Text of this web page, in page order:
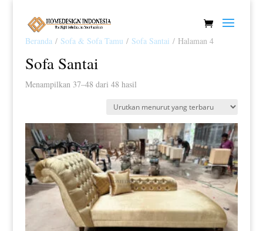
Beranda/ Sofa & Sofa Tamu / Sofa Santai / Halaman 4
Sofa Santai
Menampilkan 37–48 dari 48 hasilDiurutkan
yang
terbaru